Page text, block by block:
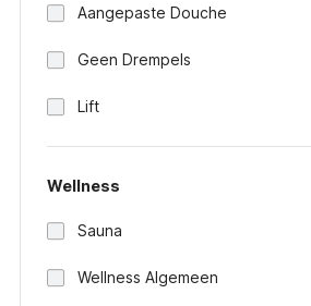
Aangepaste Douche
Geen Drempels
Lift
Wellness
Sauna
Wellness Algemeen